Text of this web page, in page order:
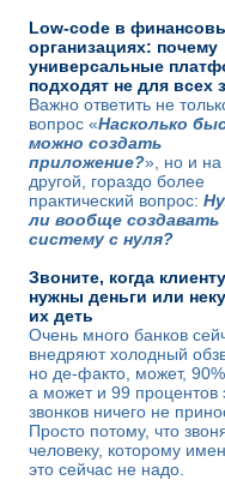
Low-code в
организациях: почему
универсальные
подходят не для всех
Важно ответить не
вопрос «Насколько
можно создать
приложение?», но и на
другой, гораздо более
практический вопрос:
ли вообще создавать
систему с нуля?
Звоните, когда клиенту
нужны деньги или
их деть
Очень много банков
внедряют холодный
но де-факто, может, 90%,
а может и 99 процентов
звонков ничего не
Просто потому, что
человеку, которому
это сейчас не надо.